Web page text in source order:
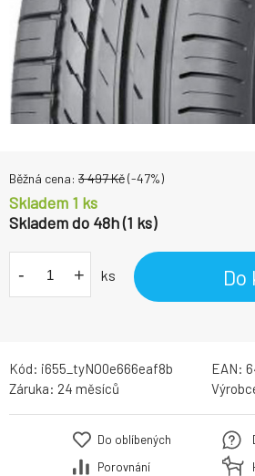
Běžná cena: 3 497Kč(-47%)
Skladem 1 ks
Skladem do 48h (1 ks)
- + ks Do
Kód: i655_tyNO0e666eaf8b EAN:
Záruka: 24 měsíců
Do oblíbených
Porovnání